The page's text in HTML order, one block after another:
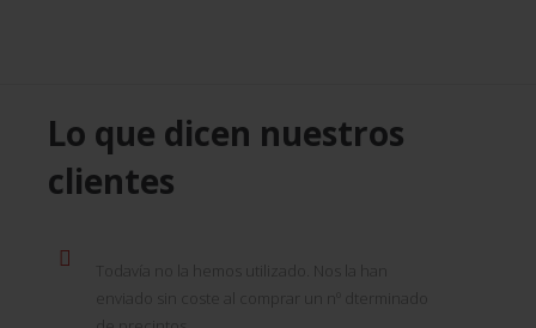
Lo que dicen nuestros
clientes
Todavía no la hemos utilizado. Nos la han